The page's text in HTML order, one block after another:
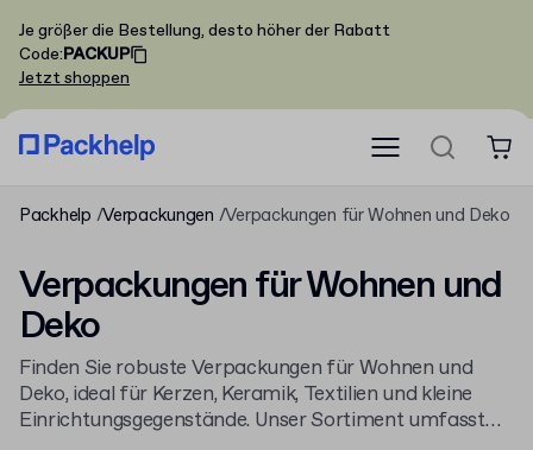
Je größer die Bestellung, desto höher der Rabatt
Code:PACKUP
Jetzt shoppen
Packhelp Verpackungen Verpackungen für Wohnen und Deko
Verpackungen für Wohnen und
Deko
Finden Sie robuste Verpackungen für Wohnen und
Deko, ideal für Kerzen, Keramik, Textilien und kleine
Einrichtungsgegenstände. Unser Sortiment umfasst